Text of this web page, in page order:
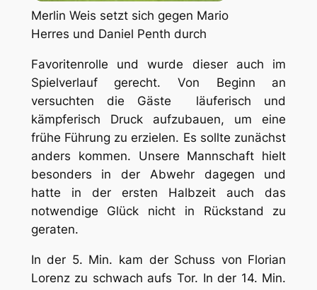
Merlin Weis setzt sich gegen Mario
Herres und Daniel Penth durch
Favoritenrolle und wurde dieser auch im
Spielverlauf gerecht. Von Beginn an
versuchten die Gäste läuferisch und
kämpferisch Druck aufzubauen, um eine
frühe Führung zu erzielen. Es sollte zunächst
anders kommen. Unsere Mannschaft hielt
besonders in der Abwehr dagegen und
hatte in der ersten Halbzeit auch das
notwendige Glück nicht in Rückstand zu
geraten.
In der 5. Min. kam der Schuss von Florian
Lorenz zu schwach aufs Tor. In der 14. Min.